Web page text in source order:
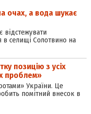
очах, а вода шукає
в селищі Солотвино на
позицію з усіх
проблем»
України. Це
помітний внесок в